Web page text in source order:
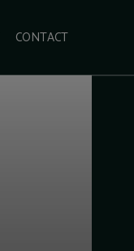
CONTACT